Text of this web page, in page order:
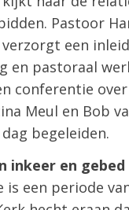
Pastoor
een
en pastoraal
conferentie
Meul en Bob
begeleiden.
inkeer en gebed
is een periode